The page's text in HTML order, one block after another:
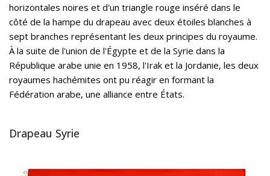
horizontales noires et d'un triangle rouge inséré dans le
côté de la hampe du drapeau avec deux étoiles blanches à
sept branches représentant les deux principes du royaume.
À la suite de l'union de l'Égypte et de la Syrie dans la
République arabe unie en 1958, l'Irak et la Jordanie, les deux
royaumes hachémites ont pu réagir en formant la
Fédération arabe, une alliance entre États.
Drapeau Syrie